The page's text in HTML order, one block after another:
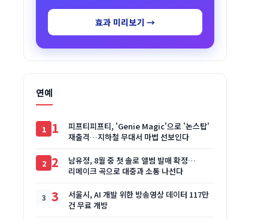
효과 미리보기 →
연예
1
피프티피프티, 'Genie Magic'으로 '논스탑'
재출격…지하철 무대서 마법 선보인다
2
남유정, 8월 중 첫 솔로 앨범 발매 확정…
리메이크 곡으로 대중과 소통 나선다
3
서울시, AI 개발 위한 방송영상 데이터 117만
건 무료 개방